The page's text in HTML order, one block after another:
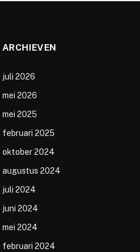
ARCHIEVEN
juli 2026
mei 2026
mei 2025
februari 2025
oktober 2024
augustus 2024
juli 2024
juni 2024
mei 2024
februari 2024